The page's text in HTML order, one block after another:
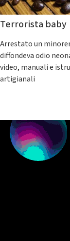
Terrorista baby
Arrestato un
diffondeva odio
video, manuali e
artigianali